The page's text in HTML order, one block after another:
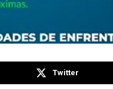
Twitter